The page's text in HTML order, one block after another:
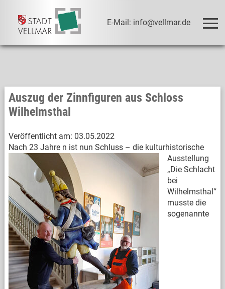
E-Mail: info@vellmar.de
Auszug der Zinnfiguren aus Schloss
Wilhelmsthal
Veröffentlicht am: 03.05.2022
Nach 23 Jahre n ist nun Schluss – die kulturhistorische
Ausstellung
„Die Schlacht
bei
Wilhelmsthal“
musste die
sogenannte